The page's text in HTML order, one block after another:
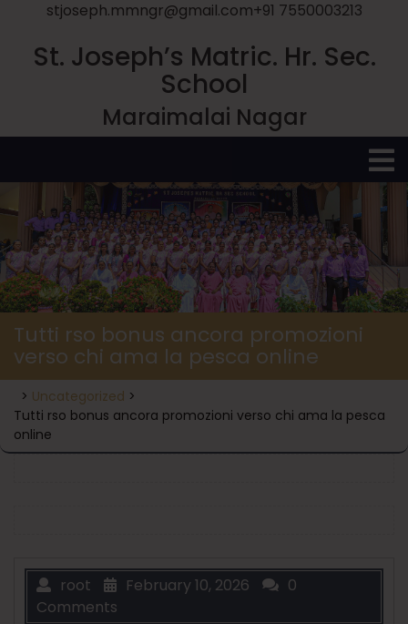
stjoseph.mmngr@gmail.com+91 7550003213
St. Joseph’s Matric. Hr. Sec.
School
Maraimalai Nagar
Tutti rso bonus ancora promozioni
verso chi ama la pesca online
> Uncategorized >
Tutti rso bonus ancora promozioni verso chi ama la pesca
online
root February 10, 2026
0
Comments